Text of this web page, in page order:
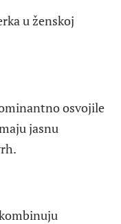
u ženskoj
osvojile
jasnu